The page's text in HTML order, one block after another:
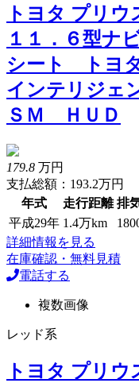
トヨタ プリ
１１．６型
シート トヨ
インテリジェ
ＳＭ ＨＵＤ
179.8 万円
支払総額：193.2万円
年式
走行距離 排
平成29年 1.4万km
詳細情報を見る
在庫確認・無料見積
電話する
複数画像
レッド系
トヨタ プリ